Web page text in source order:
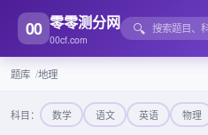
00 零零测分网
00cf.com
🔍
题库 地理
科目： 数学 语文 英语 物理